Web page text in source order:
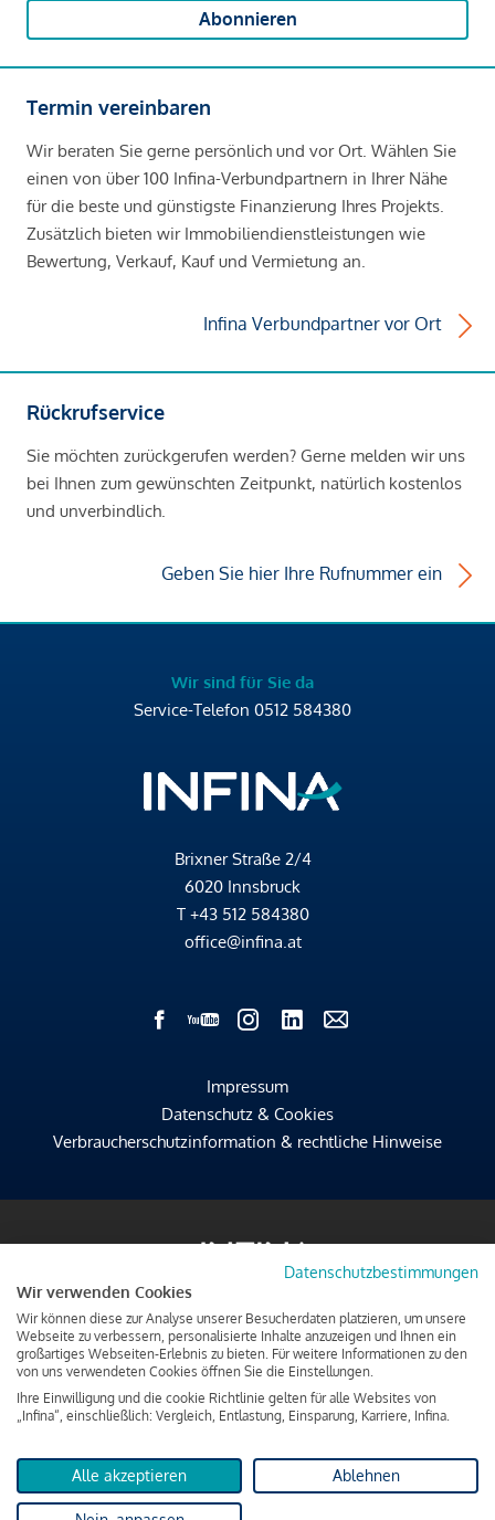
Abonnieren
Termin vereinbaren
Wir beraten Sie gerne persönlich und vor Ort. Wählen Sie
einen von über 100 Infina-Verbundpartnern in Ihrer Nähe
für die beste und günstigste Finanzierung Ihres Projekts.
Zusätzlich bieten wir Immobiliendienstleistungen wie
Bewertung, Verkauf, Kauf und Vermietung an.
Infina Verbundpartner vor Ort
Rückrufservice
Sie möchten zurückgerufen werden? Gerne melden wir uns
bei Ihnen zum gewünschten Zeitpunkt, natürlich kostenlos
und unverbindlich.
Geben Sie hier Ihre Rufnummer ein
Wir sind für Sie da
Service-Telefon 0512 584380
Brixner Straße 2/4
6020 Innsbruck
T +43 512 584380
office@infina.at
Impressum
Datenschutz & Cookies
Verbraucherschutzinformation & rechtliche Hinweise
Datenschutzbestimmungen
Wir verwenden Cookies
Wir können diese zur Analyse unserer Besucherdaten platzieren, um unsere
Webseite zu verbessern, personalisierte Inhalte anzuzeigen und Ihnen ein
großartiges Webseiten-Erlebnis zu bieten. Für weitere Informationen zu den
von uns verwendeten Cookies öffnen Sie die Einstellungen.
Ihre Einwilligung und die cookie Richtlinie gelten für alle Websites von
„Infina“, einschließlich: Vergleich, Entlastung, Einsparung, Karriere, Infina.
Alle akzeptieren Ablehnen